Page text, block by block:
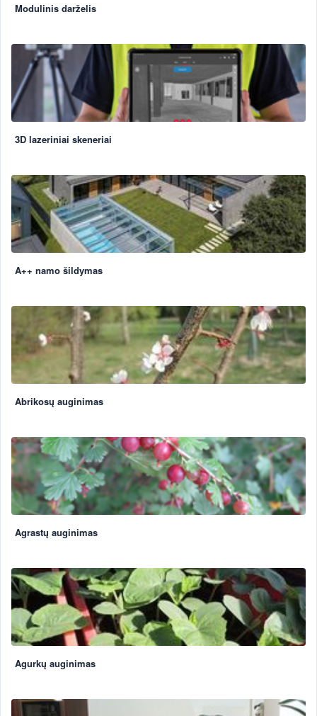
Modulinis darželis
3D lazeriniai skeneriai
A++ namo šildymas
Abrikosų auginimas
Agrastų auginimas
Agurkų auginimas